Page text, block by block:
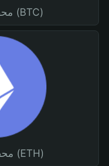
محفظة بيتكوين (BTC)
محفظة إيثيريوم (ETH)